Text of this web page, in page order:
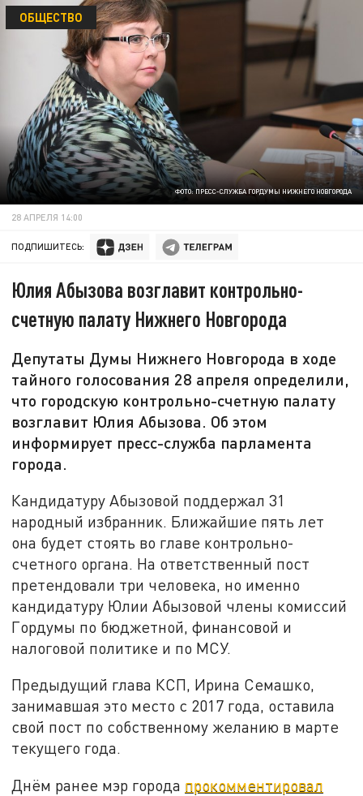
ФОТО: ПРЕСС-СЛУЖБА ГОРДУМЫ НИЖНЕГО НОВГОРОДА
ОБЩЕСТВО
28 АПРЕЛЯ 14:00
ПОДПИШИТЕСЬ:
Юлия Абызова возглавит контрольно-
счетную палату Нижнего Новгорода
Депутаты Думы Нижнего Новгорода в ходе
тайного голосования 28 апреля определили,
что городскую контрольно-счетную палату
возглавит Юлия Абызова. Об этом
информирует пресс-служба парламента
города.
Кандидатуру Абызовой поддержал 31
народный избранник. Ближайшие пять лет
она будет стоять во главе контрольно-
счетного органа. На ответственный пост
претендовали три человека, но именно
кандидатуру Юлии Абызовой члены комиссий
Гордумы по бюджетной, финансовой и
налоговой политике и по МСУ.
Предыдущий глава КСП, Ирина Семашко,
занимавшая это место с 2017 года, оставила
свой пост по собственному желанию в марте
текущего года.
Днём ранее мэр города прокомментировал